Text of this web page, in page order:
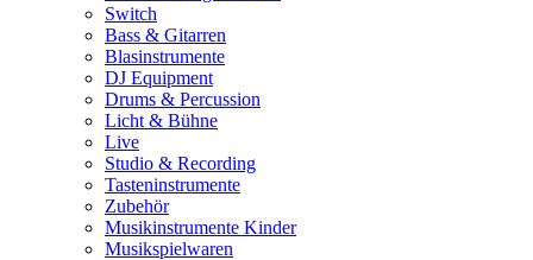
Switch
Bass & Gitarren
Blasinstrumente
DJ Equipment
Drums & Percussion
Licht & Bühne
Live
Studio & Recording
Tasteninstrumente
Zubehör
Musikinstrumente Kinder
Musikspielwaren